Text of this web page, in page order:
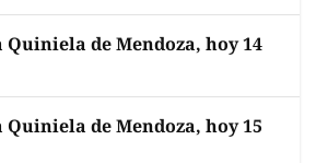
Quiniela de Mendoza, hoy 14
Quiniela de Mendoza, hoy 15